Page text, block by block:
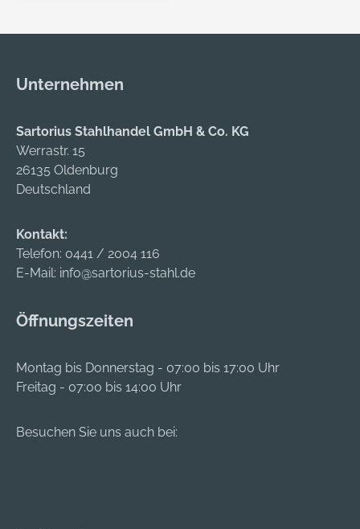
Unternehmen
Sartorius Stahlhandel GmbH & Co. KG
Werrastr. 15
26135 Oldenburg
Deutschland
Kontakt:
Telefon: 0441 / 2004 116
E-Mail: info@sartorius-stahl.de
Öffnungszeiten
Montag bis Donnerstag - 07:00 bis 17:00 Uhr
Freitag - 07:00 bis 14:00 Uhr
Besuchen Sie uns auch bei: